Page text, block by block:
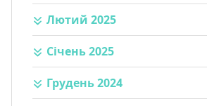
Лютий 2025
Січень 2025
Грудень 2024